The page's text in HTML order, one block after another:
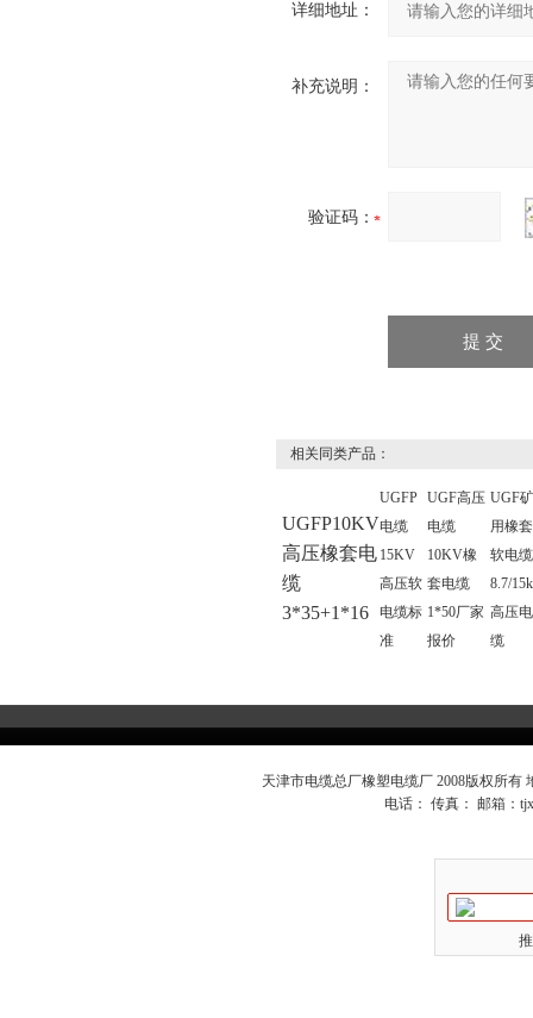
详细地址：
补充说明：
验证码：
相关同类产品：
UGFP10KV
高压橡套电
缆
3*35+1*16
UGFP
电缆
15KV
高压软
电缆标
准
UGF高压
电缆
10KV橡
套电缆
1*50厂家
报价
UGF
用橡套
软电缆
8.7/
高压电
缆
天津市电缆总厂橡塑电缆厂 2008版权所
电话： 传真： 邮箱：